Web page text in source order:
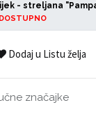
- streljana
Dodaj u Listu želja
značajke